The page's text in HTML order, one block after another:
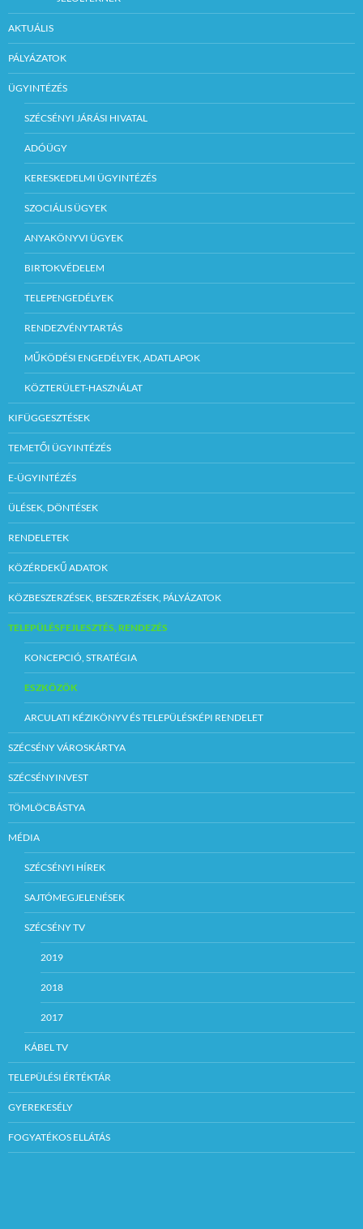
AKTUÁLIS
PÁLYÁZATOK
ÜGYINTÉZÉS
SZÉCSÉNYI JÁRÁSI HIVATAL
ADÓÜGY
KERESKEDELMI ÜGYINTÉZÉS
SZOCIÁLIS ÜGYEK
ANYAKÖNYVI ÜGYEK
BIRTOKVÉDELEM
TELEPENGEDÉLYEK
RENDEZVÉNYTARTÁS
MŰKÖDÉSI ENGEDÉLYEK, ADATLAPOK
KÖZTERÜLET-HASZNÁLAT
KIFÜGGESZTÉSEK
TEMETŐI ÜGYINTÉZÉS
E-ÜGYINTÉZÉS
ÜLÉSEK, DÖNTÉSEK
RENDELETEK
KÖZÉRDEKŰ ADATOK
KÖZBESZERZÉSEK, BESZERZÉSEK, PÁLYÁZATOK
TELEPÜLÉSFEJLESZTÉS, RENDEZÉS
KONCEPCIÓ, STRATÉGIA
ESZKÖZÖK
ARCULATI KÉZIKÖNYV ÉS TELEPÜLÉSKÉPI RENDELET
SZÉCSÉNY VÁROSKÁRTYA
SZÉCSÉNYINVEST
TÖMLÖCBÁSTYA
MÉDIA
SZÉCSÉNYI HÍREK
SAJTÓMEGJELENÉSEK
SZÉCSÉNY TV
2019
2018
2017
KÁBEL TV
TELEPÜLÉSI ÉRTÉKTÁR
GYEREKESÉLY
FOGYATÉKOS ELLÁTÁS